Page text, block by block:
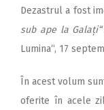
Dezastrul a fost
sub ape la Galați“
Lumina“, 17
În acest volum
oferite în acele